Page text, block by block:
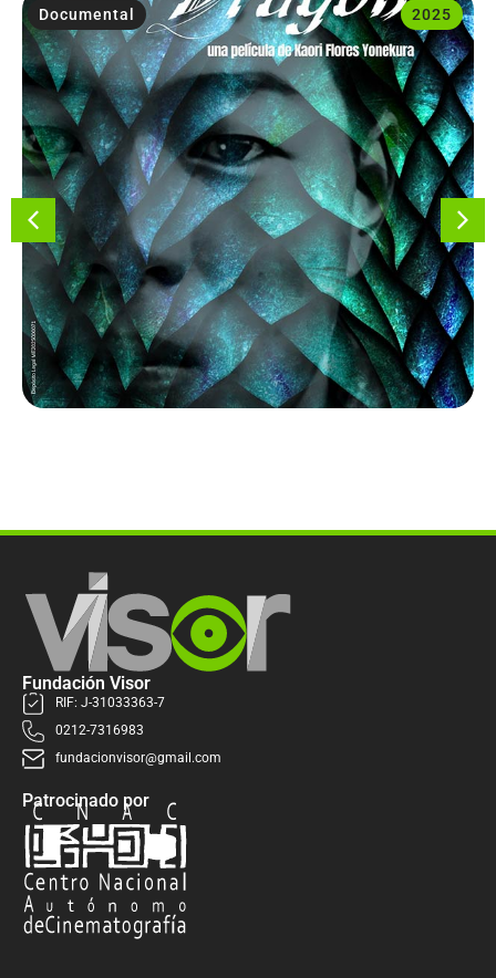
2025
Documental
Fundación Visor
RIF: J-31033363-7
0212-7316983
fundacionvisor@gmail.com
Patrocinado por